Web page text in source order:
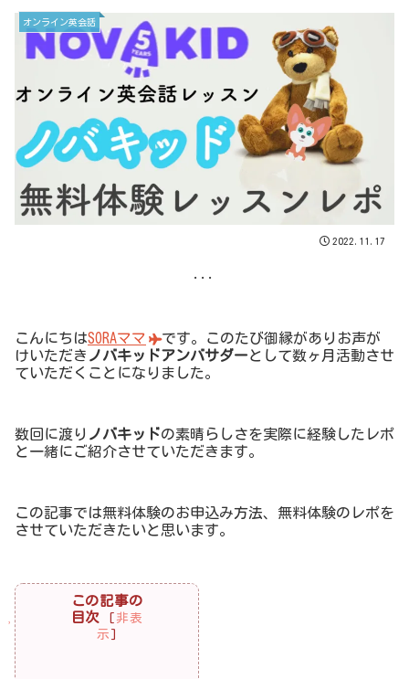
オンライン英会話
2022.11.17
こんにちはSORAママ
です。このたび御縁がありお声が
けいただき ノバキッドアンバサダーとして数ヶ月活動させ
ていただくことになりました。
数回に渡り ノバキッドの素晴らしさを実際に経験したレポ
と一緒にご紹介させていただきます。
この記事では無料体験のお申込み方法、無料体験のレポを
させていただきたいと思います。
この記事の
目次
[非表
示 ]